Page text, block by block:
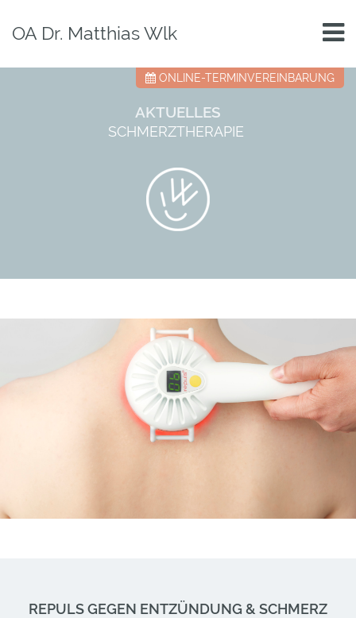
ONLINE-TERMINVEREINBARUNG
OA Dr. Matthias Wlk
AKTUELLES
SCHMERZTHERAPIE
REPULS GEGEN ENTZÜNDUNG & SCHMERZ